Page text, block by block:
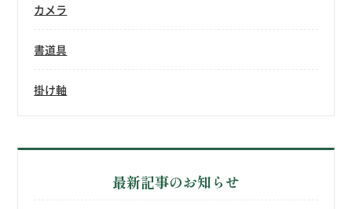
カメラ
書道具
掛け軸
最新記事のお知らせ